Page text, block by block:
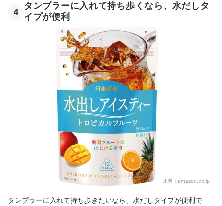
4
タンブラーに入れて持ち歩くなら、水だしタ
イプが便利
出典： amazon.co.jp
タンブラーに入れて持ち歩きたいなら、水だしタイプが便利で